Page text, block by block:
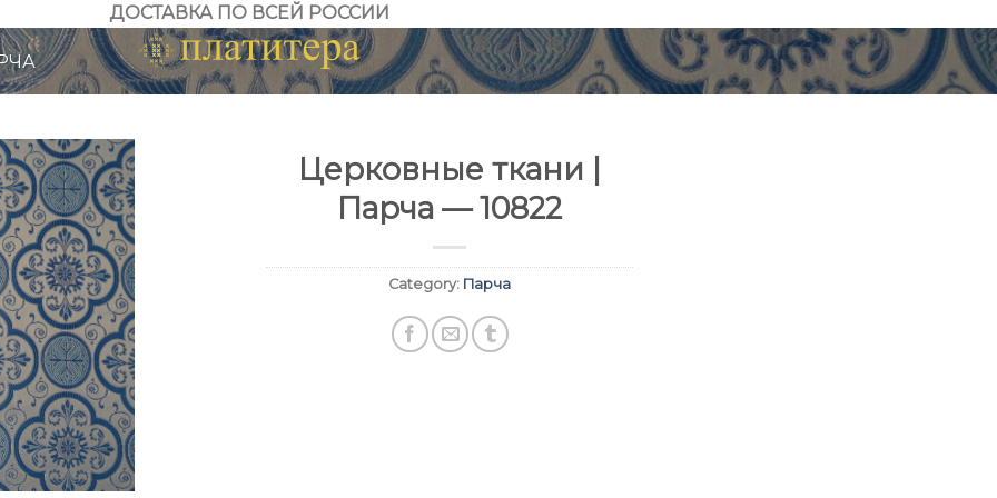
ДОСТАВКА ПО ВСЕЙ РОССИИ
Церковные ткани |
Парча — 10822
Category: Парча